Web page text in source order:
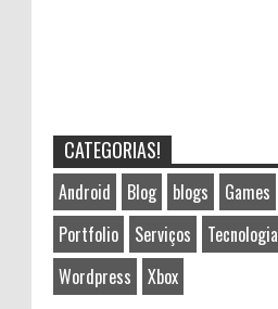
CATEGORIAS!
Android Blog blogs Games
Portfolio
Serviços Tecnologia
Wordpress
Xbox